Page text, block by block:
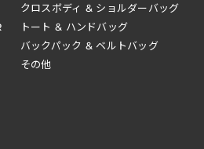
クロスボディ & ショルダーバッグ
トート & ハンドバッグ
バックパック & ベルトバッグ
その他